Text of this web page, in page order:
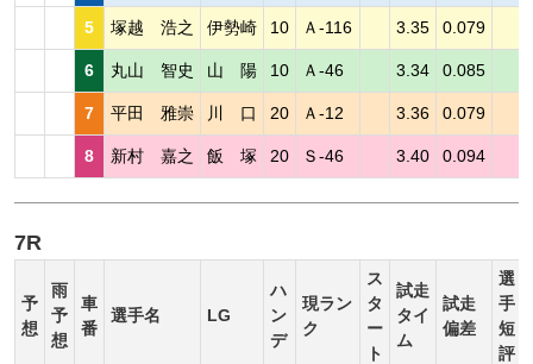
5 塚越 浩之 伊勢崎 10 Ａ-116 3.35 0.079
6 丸山 智史 山 陽 10 Ａ-46 3.34 0.085
7 平田 雅崇 川 口 20 Ａ-12 3.36 0.079
8 新村 嘉之 飯 塚 20 Ｓ-46 3.40 0.094
7R
予
想
雨
予
想
車
番
選手名 LG
ハ
ン
デ
現ラン
ク
ス
タ
ー
ト
試走
タイ
ム
試走
偏差
選
手
短
評